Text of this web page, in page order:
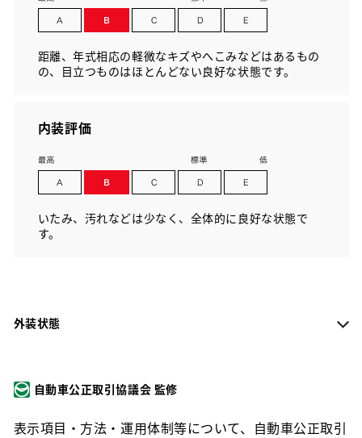
距離、年式相応の軽微なキズやへこみなどはあるもの
の、目立つものはほとんどない良好な状態です。
内装評価
いたみ、汚れなどは少なく、全体的に良好な状態で
す。
外装状態
自動車公正取引協議会 監修
表示項目・方法・運用体制等について、自動車公正取引